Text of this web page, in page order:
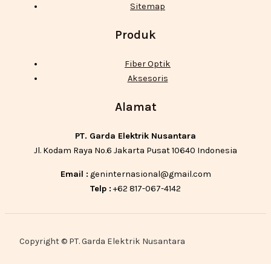
Sitemap
Produk
Fiber Optik
Aksesoris
Alamat
PT. Garda Elektrik Nusantara
Jl. Kodam Raya No.6 Jakarta Pusat 10640 Indonesia
Email : geninternasional@gmail.com
Telp :+62 817-067-4142
Copyright © PT. Garda Elektrik Nusantara